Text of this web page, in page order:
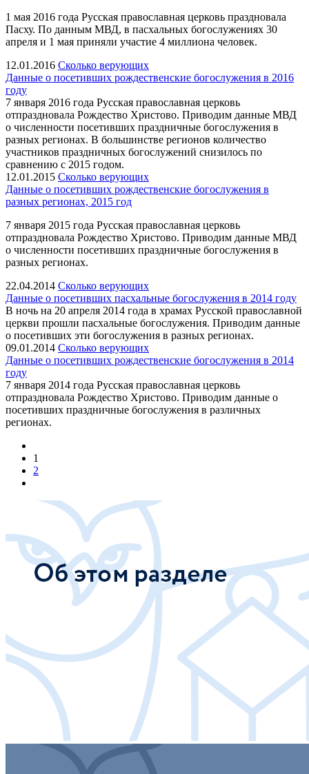
1 мая 2016 года Русская православная церковь праздновала
Пасху. По данным МВД, в пасхальных богослужениях 30
апреля и 1 мая приняли участие 4 миллиона человек.
12.01.2016 Сколько верующих
Данные о посетивших рождественские богослужения в 2016
году
7 января 2016 года Русская православная церковь
отпраздновала Рождество Христово. Приводим данные МВД
о численности посетивших праздничные богослужения в
разных регионах. В большинстве регионов количество
участников праздничных богослужений снизилось по
сравнению с 2015 годом.
12.01.2015 Сколько верующих
Данные о посетивших рождественские богослужения в
разных регионах, 2015 год
7 января 2015 года Русская православная церковь
отпраздновала Рождество Христово. Приводим данные МВД
о численности посетивших праздничные богослужения в
разных регионах.
22.04.2014 Сколько верующих
Данные о посетивших пасхальные богослужения в 2014 году
В ночь на 20 апреля 2014 года в храмах Русской православной
церкви прошли пасхальные богослужения. Приводим данные
о посетивших эти богослужения в разных регионах.
09.01.2014 Сколько верующих
Данные о посетивших рождественские богослужения в 2014
году
7 января 2014 года Русская православная церковь
отпраздновала Рождество Христово. Приводим данные о
посетивших праздничные богослужения в различных
регионах.
1
2